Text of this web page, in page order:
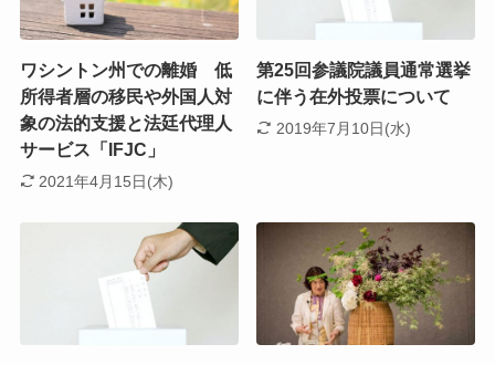
ワシントン州での離婚 低
所得者層の移民や外国人対
象の法的支援と法廷代理人
サービス「IFJC」
2021年4月15日(木)
第25回参議院議員通常選挙
に伴う在外投票について
2019年7月10日(水)